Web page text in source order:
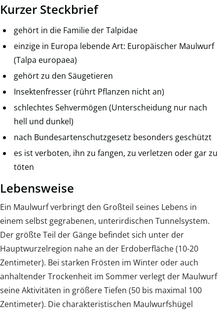
Kurzer Steckbrief
gehört in die Familie der Talpidae
einzige in Europa lebende Art: Europäischer Maulwurf
(Talpa europaea)
gehört zu den Säugetieren
Insektenfresser (rührt Pflanzen nicht an)
schlechtes Sehvermögen (Unterscheidung nur nach
hell und dunkel)
nach Bundesartenschutzgesetz besonders geschützt
es ist verboten, ihn zu fangen, zu verletzen oder gar zu
töten
Lebensweise
Ein Maulwurf verbringt den Großteil seines Lebens in
einem selbst gegrabenen, unterirdischen Tunnelsystem.
Der größte Teil der Gänge befindet sich unter der
Hauptwurzelregion nahe an der Erdoberfläche (10-20
Zentimeter). Bei starken Frösten im Winter oder auch
anhaltender Trockenheit im Sommer verlegt der Maulwurf
seine Aktivitäten in größere Tiefen (50 bis maximal 100
Zentimeter). Die charakteristischen Maulwurfshügel